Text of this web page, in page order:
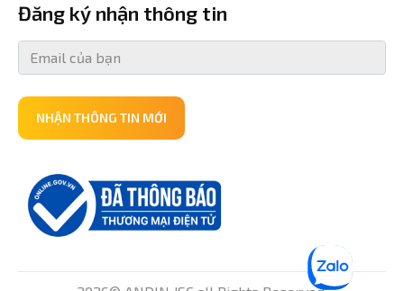
Đăng ký nhận thông tin
NHẬN THÔNG TIN MỚI